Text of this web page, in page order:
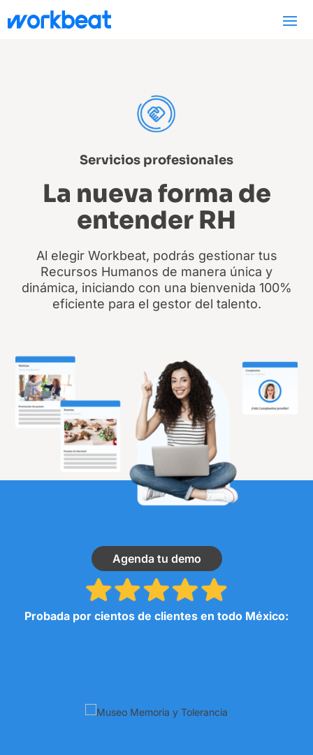
Servicios profesionales
La nueva forma de
entender RH
Al elegir Workbeat, podrás gestionar tus
Recursos Humanos de manera única y
dinámica, iniciando con una bienvenida 100%
eficiente para el gestor del talento.
Agenda tu demo
Probada por cientos de clientes en todo México: